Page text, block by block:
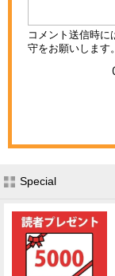
Special